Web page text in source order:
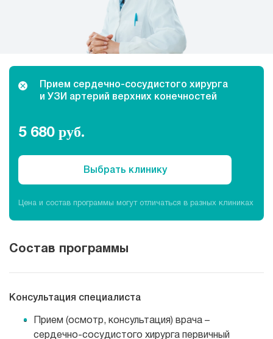
Прием кардиолога
Прием сердечно-сосудистого хирурга
и УЗИ артерий верхних конечностей
5 680 руб.
Выбрать клинику
Цена и состав программы могут отличаться в разных клиниках
Состав программы
Консультация специалиста
Прием (осмотр, консультация) врача –
сердечно-сосудистого хирурга первичный